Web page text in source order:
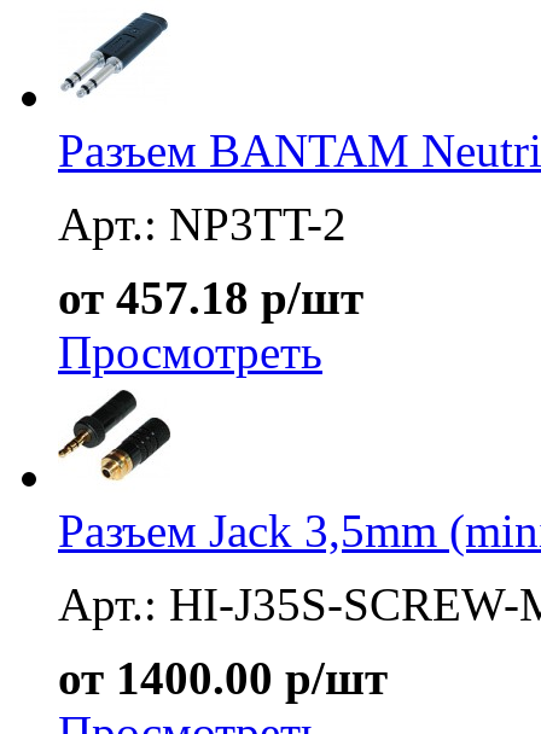
Разъем BANTAM
Арт.: NP3TT-2
от 457.18 р/шт
Просмотреть
Разъем Jack 3,5mm
Арт.: HI-J35S-SCREW-
от 1400.00 р/шт